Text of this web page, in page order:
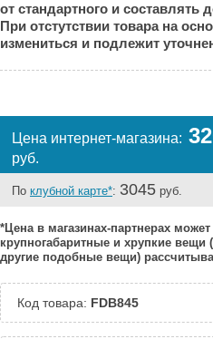
Великий Новгород: Под заказ
Краснодар:
Под заказ
Челябинск:
Под заказ
от стандартного и составлять
При отстутствии товара на
измениться и подлежит
Цена интернет-магазина:
руб.
По клубной карте*: 3045 руб.
*Цена в магазинах-партнерах
крупногабаритные и хрупкие вещи
другие подобные вещи)
Код товара: FDB845